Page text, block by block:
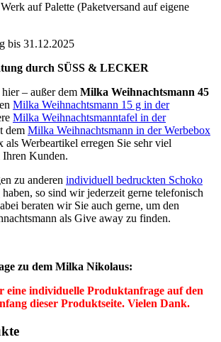
auf Palette (Paketversand auf eigene
bis 31.12.2025
durch SÜSS & LECKER
– außer dem Milka Weihnachtsmann 45
Milka Weihnachtsmann 15 g in der
Milka Weihnachtsmanntafel in der
dem Milka Weihnachtsmann in der Werbebox
als Werbeartikel erregen Sie sehr viel
Kunden.
zu anderen individuell bedruckten Schoko
haben, so sind wir jederzeit gerne telefonisch
beraten wir Sie auch gerne, um den
als Give away zu finden.
zu dem Milka Nikolaus:
eine individuelle Produktanfrage auf den
dieser Produktseite. Vielen Dank.